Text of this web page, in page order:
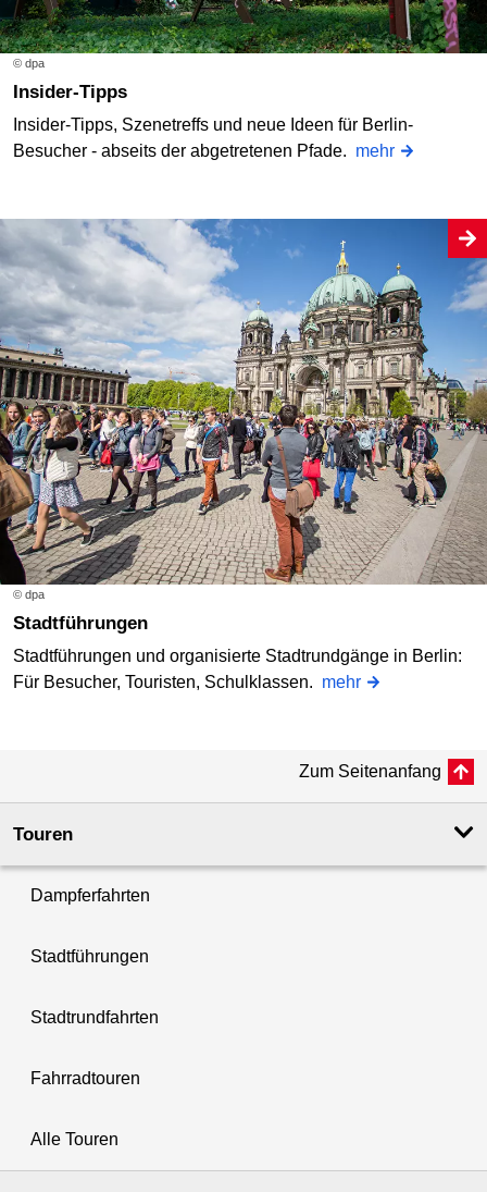
© dpa
Insider-Tipps
Insider-Tipps, Szenetreffs und neue Ideen für Berlin-
Besucher - abseits der abgetretenen Pfade. mehr
© dpa
Stadtführungen
Stadtführungen und organisierte Stadtrundgänge in Berlin:
Für Besucher, Touristen, Schulklassen. mehr
Zum Seitenanfang
Touren
Dampferfahrten
Stadtführungen
Stadtrundfahrten
Fahrradtouren
Alle Touren